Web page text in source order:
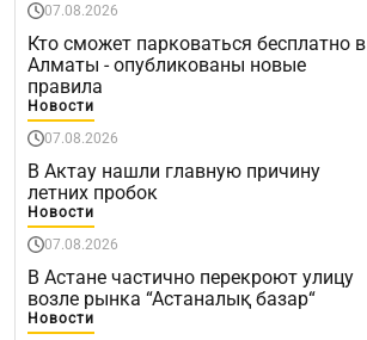
07.08.2026
Кто сможет парковаться бесплатно в
Алматы - опубликованы новые
правила
Новости
07.08.2026
В Актау нашли главную причину
летних пробок
Новости
07.08.2026
В Астане частично перекроют улицу
возле рынка “Астаналық базар“
Новости